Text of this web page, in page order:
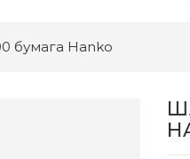
бумага Hanko